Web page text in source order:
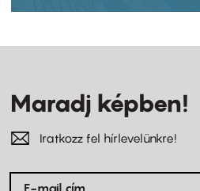
Maradj képben!
Iratkozz fel hírlevelünkre!